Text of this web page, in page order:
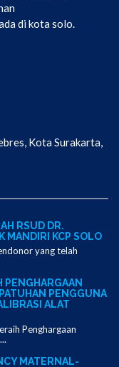
di kota solo.
Kota Surakarta,
RSUD DR.
MANDIRI KCP SOLO
yang telah
PENGHARGAAN
PENGGUNA
ALAT
Penghargaan
MATERNAL-